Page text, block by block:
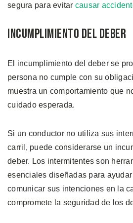
segura para evitar causar
Incumplimiento del Deber
El incumplimiento del deber se
persona no cumple con su
muestra un comportamiento que
cuidado esperada.
Si un conductor no utiliza sus
carril, puede considerarse un
deber. Los intermitentes son
esenciales diseñadas para
comunicar sus intenciones en la
compromete la seguridad de los